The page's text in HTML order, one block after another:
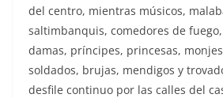
del centro, mientras músicos,
saltimbanquis, comedores de
damas, príncipes, princesas,
soldados, brujas, mendigos y
desfile continuo por las calles del